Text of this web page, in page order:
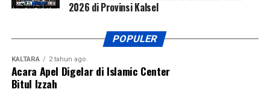
2026 di Provinsi Kalsel
POPULER
KALTARA 2 tahun ago
Acara Apel Digelar di Islamic Center
Bitul Izzah